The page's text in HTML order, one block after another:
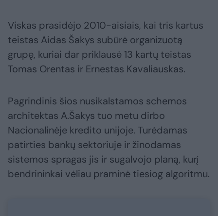
Viskas prasidėjo 2010-aisiais, kai tris kartus
teistas Aidas Šakys subūrė organizuotą
grupę, kuriai dar priklausė 13 kartų teistas
Tomas Orentas ir Ernestas Kavaliauskas.
Pagrindinis šios nusikalstamos schemos
architektas A.Šakys tuo metu dirbo
Nacionalinėje kredito unijoje. Turėdamas
patirties bankų sektoriuje ir žinodamas
sistemos spragas jis ir sugalvojo planą, kurį
bendrininkai vėliau praminė tiesiog algoritmu.